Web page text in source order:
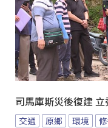
司馬庫斯災後復建
交通 原鄉 環境